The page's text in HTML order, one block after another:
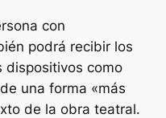
con
podrá recibir los
dispositivos como
una forma «más
de la obra teatral.